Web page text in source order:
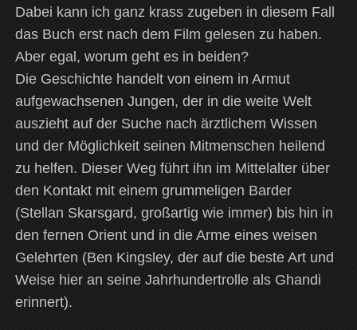
Dabei kann ich ganz krass zugeben in diesem Fall
das Buch erst nach dem Film gelesen zu haben.
Aber egal, worum geht es in beiden?
Die Geschichte handelt von einem in Armut
aufgewachsenen Jungen, der in die weite Welt
auszieht auf der Suche nach ärztlichem Wissen
und der Möglichkeit seinen Mitmenschen heilend
zu helfen. Dieser Weg führt ihn im Mittelalter über
den Kontakt mit einem grummeligen Barder
(Stellan Skarsgard, großartig wie immer) bis hin in
den fernen Orient und in die Arme eines weisen
Gelehrten (Ben Kingsley, der auf die beste Art und
Weise hier an seine Jahrhundertrolle als Ghandi
erinnert).